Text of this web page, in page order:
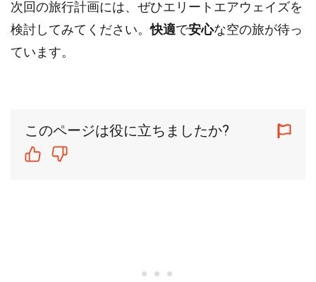
次回の旅行計画には、ぜひエリートエアウェイズを
検討してみてください。快適で安心な空の旅が待っ
ています。
このページは役に立ちましたか?